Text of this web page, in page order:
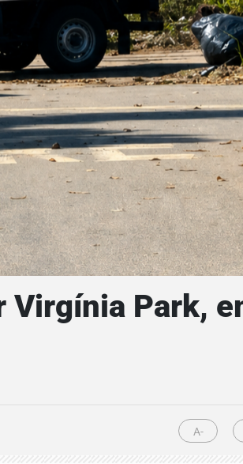
Park,
A-